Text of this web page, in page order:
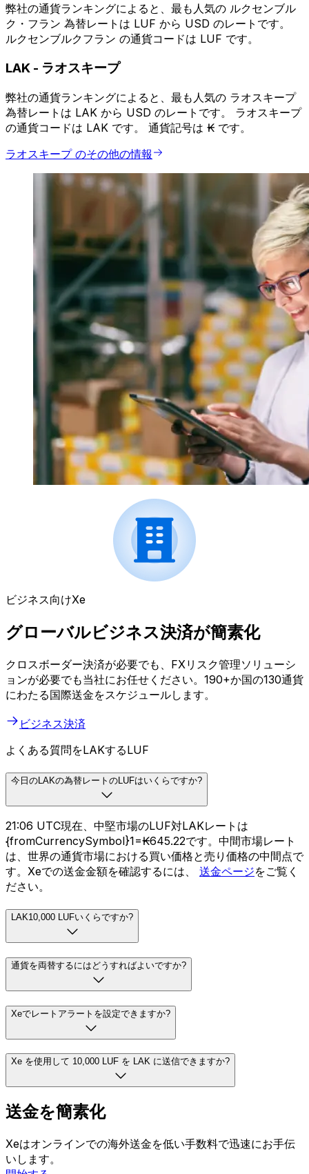
弊社の通貨ランキングによると、最も人気の ルクセンブル
ク・フラン 為替レートは LUF から USD のレートです。
ルクセンブルクフラン の通貨コードは LUF です。
LAK - ラオスキープ
弊社の通貨ランキングによると、最も人気の ラオスキープ
為替レートは LAK から USD のレートです。 ラオスキープ
の通貨コードは LAK です。 通貨記号は ₭ です。
ラオスキープ のその他の情報
ビジネス向けXe
グローバルビジネス決済が簡素化
クロスボーダー決済が必要でも、FXリスク管理ソリューシ
ョンが必要でも当社にお任せください。190+か国の130通貨
にわたる国際送金をスケジュールします。
ビジネス決済
よくある質問をLAKするLUF
今日のLAKの為替レートのLUFはいくらですか?
21:06 UTC現在、中堅市場のLUF対LAKレートは
{fromCurrencySymbol}1=₭645.22です。中間市場レート
は、世界の通貨市場における買い価格と売り価格の中間点で
す。Xeでの送金金額を確認するには、 送金ページをご覧く
ださい。
LAK10,000 LUFいくらですか?
通貨を両替するにはどうすればよいですか?
Xeでレートアラートを設定できますか?
Xe を使用して 10,000 LUF を LAK に送信できますか?
送金を簡素化
Xeはオンラインでの海外送金を低い手数料で迅速にお手伝
いします。